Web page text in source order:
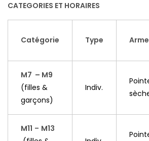
CATEGORIES ET HORAIRES
Catégorie Type Arme
M7 – M9
(filles &
garçons)
Indiv.
M11 – M13